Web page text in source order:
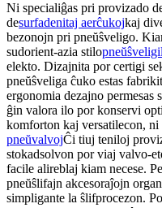
Ni specialiĝas pri provizado
desurfadenitaj aerĉukojkaj
bezonojn pri pneŭŝveligo.
sudorient-azia stilo
elekto. Dizajnita por certigi
pneŭŝveliga ĉuko estas
ergonomia dezajno permesas
ĝin valora ilo por konservi
komforton kaj versatilecon,
pneŭvalvojĈi tiuj teniloj
stokadsolvon por viaj valvo-
facile alireblaj kiam necese.
pneŭŝlifajn akcesoraĵojn
simpligante la ŝlifprocezon.